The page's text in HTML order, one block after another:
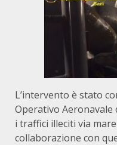
L’intervento è stato
Operativo Aeronavale
i traffici illeciti via
collaborazione con